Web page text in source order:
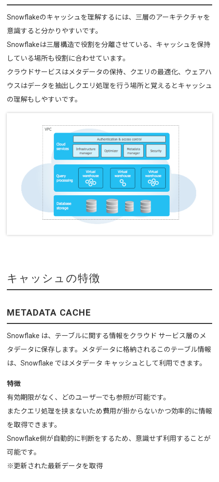
Snowflakeのキャッシュを理解するには、三層のアーキテクチャを
意識すると分かりやすいです。
Snowflakeは三層構造で役割を分離させている、キャッシュを保持
している場所も役割に合わせています。
クラウドサービスはメタデータの保持、クエリの最適化、ウェアハ
ウスはデータを抽出しクエリ処理を行う場所と覚えるとキャッシュ
の理解もしやすいです。
キャッシュの特徴
METADATA CACHE
Snowflake は、テーブルに関する情報をクラウド サービス層のメ
タデータに保存します。
メタデータに格納されるこのテーブル情報
は、Snowflake ではメタデータ キャッシュとして利用できます。
特徴
有効期限がなく、どのユーザーでも参照が可能です。
またクエリ処理を挟まないため費用が掛からないかつ効率的に情報
を取得できます。
Snowflake側が自動的に判断をするため、意識せず利用することが
可能です。
※更新された最新データを取得